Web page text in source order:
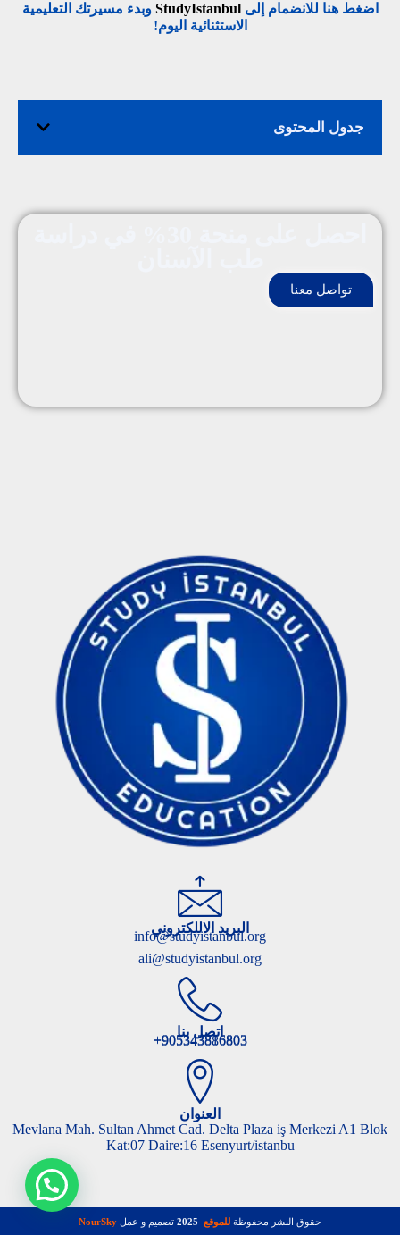
جدول المحتوى
تواصل معنا
اضغط هنا للانضمام إلىStudyIstanbul وبدء مسيرتك التعليمية
الاستثنائية اليوم!
البريد الاللكتروني
info@studyistanbul.org
ali@studyistanbul.org
اتصل بنا
905343816803+
905343886803+
العنوان
Mevlana Mah. Sultan Ahmet Cad. Delta Plaza iş Merkezi A1 Blok
Kat:07 Daire:16 Esenyurt/istanbu
حقوق النشر محفوظة للموقع 2025 تصميم و عمل NourSky